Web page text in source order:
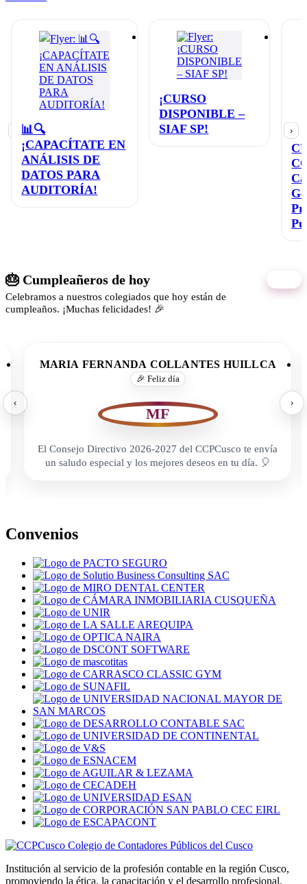
📊🔍
¡CAPACÍTATE EN
ANÁLISIS DE
DATOS PARA
AUDITORÍA!
¡CURSO
DISPONIBLE –
SIAF SP!
›
🎂 Cumpleañeros de hoy
Celebramos a nuestros colegiados que hoy están de
cumpleaños. ¡Muchas felicidades! 🎉
‹
MARIA FERNANDA COLLANTES HUILLCA
🎉 Feliz día
MF
El Consejo Directivo 2026-2027 del CCPCusco te envía
un saludo especial y los mejores deseos en tu día. 🎈
›
Convenios
Colegio de Contadores Públicos del Cusco
Institución al servicio de la profesión contable en la región Cusco,
promoviendo la ética, la capacitación y el desarrollo profesional.